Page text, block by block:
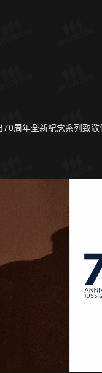
周年全新紀念系列致